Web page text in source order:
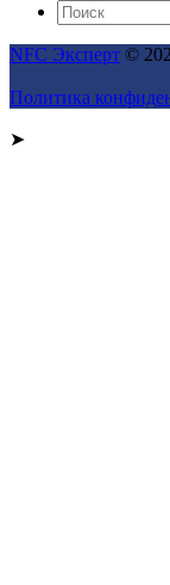
NFC Эксперт ©
Политика
➤